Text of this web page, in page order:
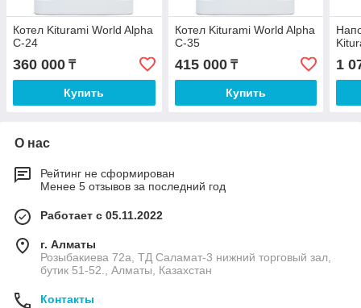
Котел Kiturami World Alpha
C-24
360 000 ₸
Купить
Котел Kiturami World Alpha
C-35
415 000₸
Купить
1
О нас
Рейтинг не сформирован
Менее 5 отзывов за последний год
Работает с 05.11.2022
г. Алматы
Розыбакиева 72а, ТД Саламат-3 нижний торговый зал,
бутик 51-52., Алматы, Казахстан
Контакты